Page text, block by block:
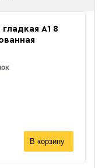
А1 8
В корзину